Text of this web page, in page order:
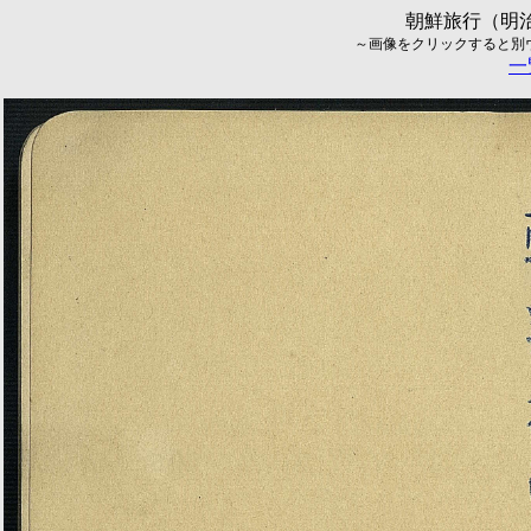
朝鮮旅行（明
～画像をクリックすると
一